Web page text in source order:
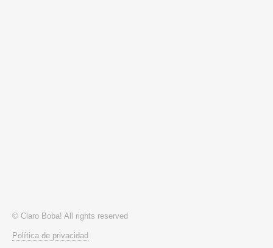
© Claro Boba! All rights reserved
Política de privacidad